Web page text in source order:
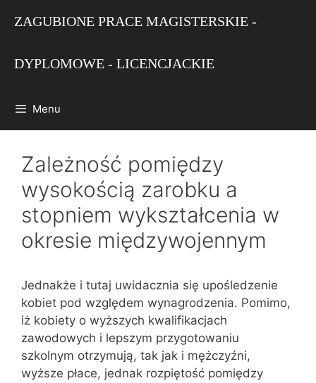
ZAGUBIONE PRACE MAGISTERSKIE -
DYPLOMOWE - LICENCJACKIE
Menu
Zależność pomiędzy
wysokością zarobku a
stopniem wykształcenia w
okresie międzywojennym
Jednakże i tutaj uwidacznia się upośledzenie
kobiet pod względem wynagrodzenia. Pomimo,
iż kobiety o wyższych kwalifikacjach
zawodowych i lepszym przygotowaniu
szkolnym otrzymują, tak jak i mężczyźni,
wyższe płace, jednak rozpiętość pomiędzy